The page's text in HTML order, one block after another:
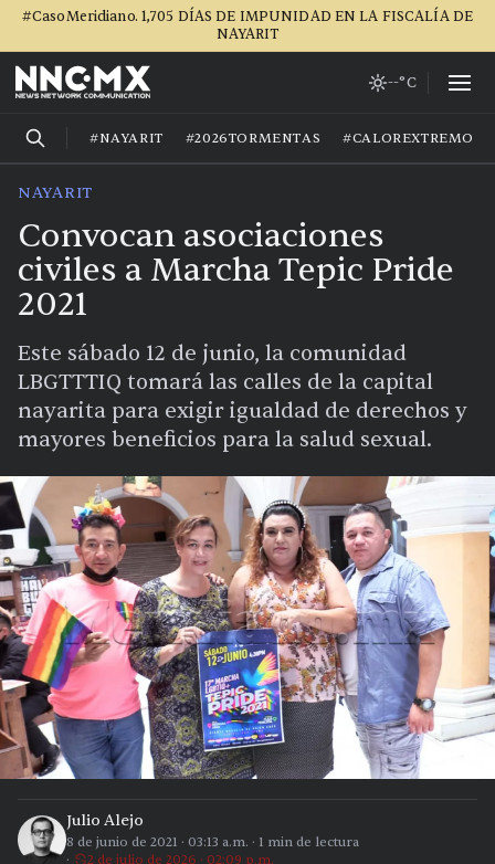
#CasoMeridiano. 1,705 DÍAS DE IMPUNIDAD EN LA FISCALÍA DE
NAYARIT
--°C
#NAYARIT #2026TORMENTAS #CALOREXTREMO
NAYARIT
Convocan asociaciones
civiles a Marcha Tepic Pride
2021
Este sábado 12 de junio, la comunidad
LBGTTTIQ tomará las calles de la capital
nayarita para exigir igualdad de derechos y
mayores beneficios para la salud sexual.
Julio Alejo
8 de junio de 2021 · 03:13 a.m. · 1 min de lectura
2 de julio de 2026 · 02:09 p.m.